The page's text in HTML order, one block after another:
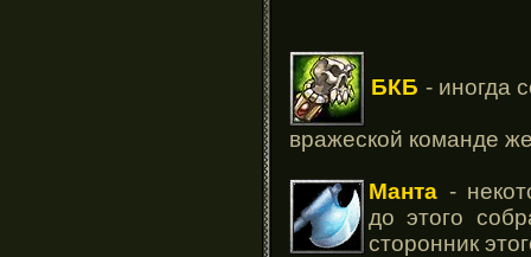
БКБ - иногда
вражеской команде
Манта -
до этого
сторонник